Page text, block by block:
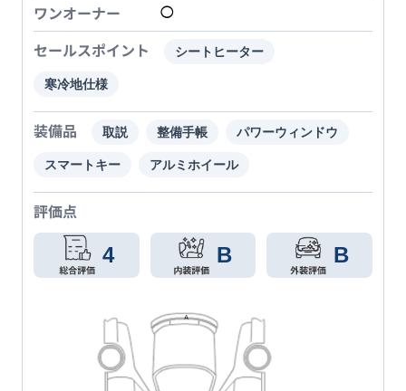
ワンオーナー ◯
セールスポイント シートヒーター
寒冷地仕様
装備品 取説 整備手帳 パワーウィンドウ
スマートキー アルミホイール
評価点
4 B B